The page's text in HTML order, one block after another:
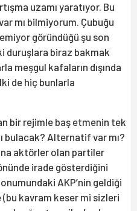
uzamı yaratıyor. Bu
mı bilmiyorum. Çubuğu
göründüğü şu son
duruşlara biraz bakmak
meşgul kafaların dışında
de hiç bunlarla
bir rejimle baş etmenin tek
bulacak? Alternatif var mı?
aktörler olan partiler
irade gösterdiğini
AKP’nin geldiği
kavram keser mi sizleri